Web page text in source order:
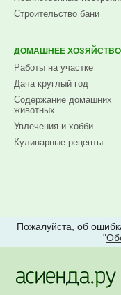
Строительство бани
ДОМАШНЕЕ ХОЗЯЙСТВО
Работы на участке
Дача круглый год
Содержание домашних
животных
Увлечения и хобби
Кулинарные рецепты
Пожалуйста, об
"